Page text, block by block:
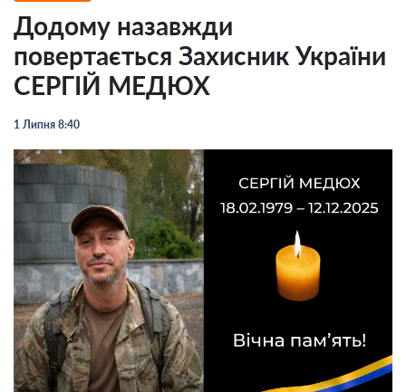
Додому назавжди
повертається Захисник України
СЕРГІЙ МЕДЮХ
1 Липня 8:40